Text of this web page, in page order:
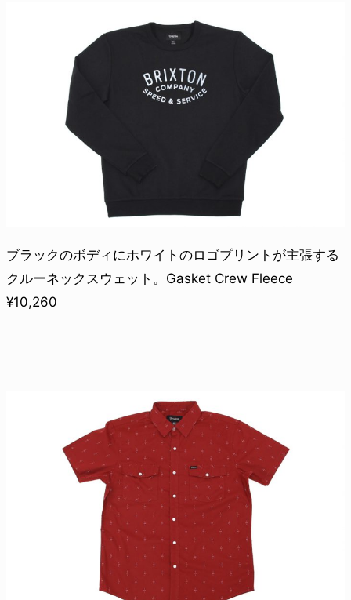
ブラックのボディにホワイトのロゴプリントが主張する
クルーネックスウェット。Gasket Crew Fleece
¥10,260